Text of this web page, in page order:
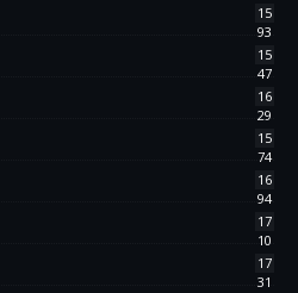
15
93
15
47
16
29
15
74
16
94
17
10
17
31